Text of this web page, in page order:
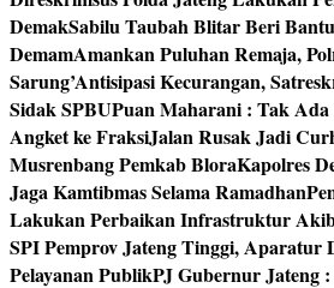
DemakSabilu Taubah Blitar Beri
DemamAmankan Puluhan Remaja,
Sarung’Antisipasi Kecurangan,
Sidak SPBUPuan Maharani : Tak
Angket ke FraksiJalan Rusak Jadi
Musrenbang Pemkab BloraKapolres
Jaga Kamtibmas Selama Ramadhan
Lakukan Perbaikan Infrastruktur
SPI Pemprov Jateng Tinggi, Aparatur
Pelayanan PublikPJ Gubernur Jateng